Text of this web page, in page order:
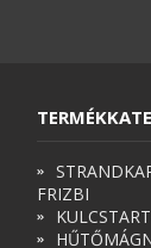
FRIZBI